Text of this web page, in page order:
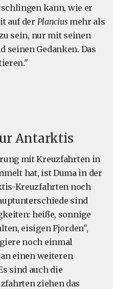
kann, wie er
auf der Plancius mehr als
sein, nur mit seinen
seinen Gedanken. Das
Antarktis
mit Kreuzfahrten in
hat, ist Duma in der
Kreuzfahrten noch
sind
heiße, sonnige
eisigen Fjorden",
noch einmal
einen weiteren
sind auch die
ziehen das